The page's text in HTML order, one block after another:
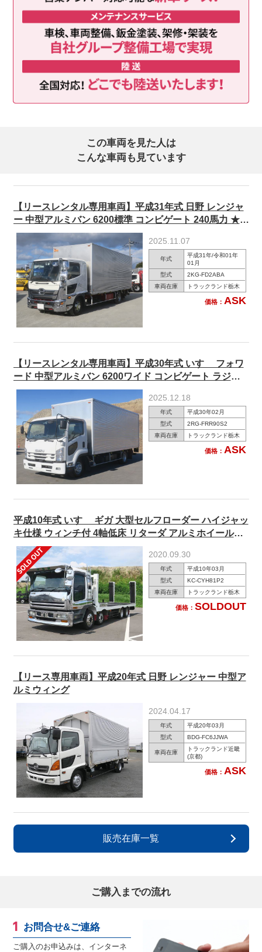
この車両を見た人は
こんな車両も見ています
【リースレンタル専用車両】平成31年式 日野 レンジャ
ー 中型アルミバン 6200標準 コンビゲート 240馬力 ★楽
のりパック施工済み！★
2025.11.07
年式
平成31年/令和01年
01月
型式
2KG-FD2ABA
車両在庫
トラックランド栃木
価格： ASK
【リースレンタル専用車両】平成30年式 いすゞ フォワ
ード 中型アルミバン 6200ワイド コンビゲート ラジコ
ン ★楽のりパック施工済み！★
2025.12.18
年式
平成30年02月
型式
2RG-FRR90S2
車両在庫
トラックランド栃木
価格： ASK
平成10年式 いすゞ ギガ 大型セルフローダー ハイジャッ
キ仕様 ウィンチ付 4軸低床 リターダ アルミホイール装
着 自動中折れ歩み板付き
2020.09.30
年式
平成10年03月
型式
KC-CYH81P2
車両在庫
トラックランド栃木
価格： SOLDOUT
【リース専用車両】平成20年式 日野 レンジャー 中型ア
ルミウィング
2024.04.17
年式
平成20年03月
型式
BDG-FC6JJWA
車両在庫
トラックランド近畿
(京都)
価格： ASK
販売在庫一覧
ご購入までの流れ
お問合せ&ご連絡
ご購入のお申込みは、インターネ